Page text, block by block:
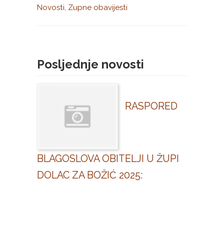
Novosti, Zupne obavijesti
Posljednje novosti
RASPORED
BLAGOSLOVA OBITELJI U ŽUPI
DOLAC ZA BOŽIĆ 2025: